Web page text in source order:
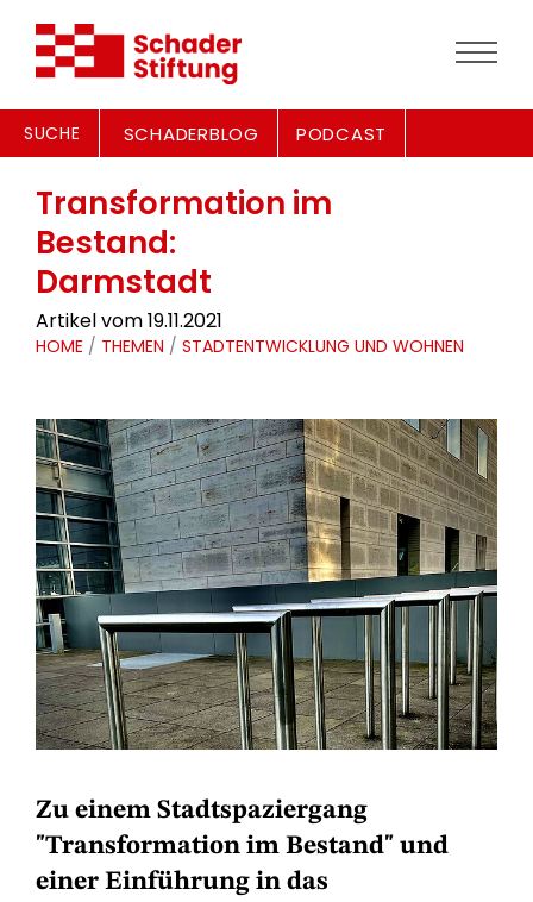
SUCHE SCHADERBLOG PODCAST
Transformation im
Bestand:
Darmstadt
Artikel vom 19.11.2021
HOME / THEMEN / STADTENTWICKLUNG UND WOHNEN
Zu einem Stadtspaziergang
"Transformation im Bestand" und
einer Einführung in das